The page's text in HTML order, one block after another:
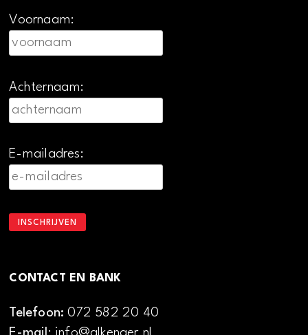
Voornaam:
Achternaam:
E-mailadres:
CONTACT EN BANK
Telefoon:072 582 20 40